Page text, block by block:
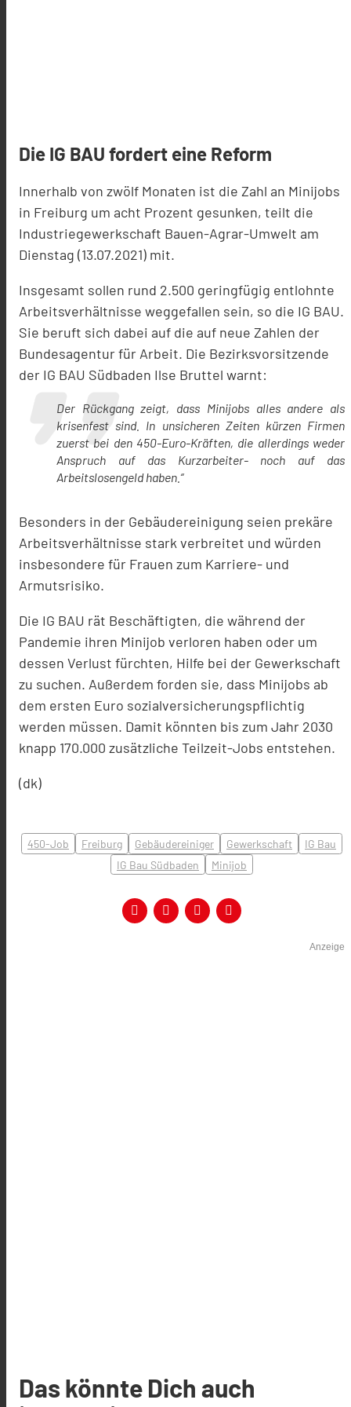
Die IG BAU fordert eine Reform
Innerhalb von zwölf Monaten ist die Zahl an Minijobs
in Freiburg um acht Prozent gesunken, teilt die
Industriegewerkschaft Bauen-Agrar-Umwelt am
Dienstag (13.07.2021) mit.
Insgesamt sollen rund 2.500 geringfügig entlohnte
Arbeitsverhältnisse weggefallen sein, so die IG BAU.
Sie beruft sich dabei auf die auf neue Zahlen der
Bundesagentur für Arbeit. Die Bezirksvorsitzende
der IG BAU Südbaden Ilse Bruttel warnt:
Der Rückgang zeigt, dass Minijobs alles andere als
krisenfest sind. In unsicheren Zeiten kürzen Firmen
zuerst bei den 450-Euro-Kräften, die allerdings weder
Anspruch auf das Kurzarbeiter- noch auf das
Arbeitslosengeld haben.“
Besonders in der Gebäudereinigung seien prekäre
Arbeitsverhältnisse stark verbreitet und würden
insbesondere für Frauen zum Karriere- und
Armutsrisiko.
Die IG BAU rät Beschäftigten, die während der
Pandemie ihren Minijob verloren haben oder um
dessen Verlust fürchten, Hilfe bei der Gewerkschaft
zu suchen. Außerdem forden sie, dass Minijobs ab
dem ersten Euro sozialversicherungspflichtig
werden müssen. Damit könnten bis zum Jahr 2030
knapp 170.000 zusätzliche Teilzeit-Jobs entstehen.
(dk)
450-Job Freiburg Gebäudereiniger Gewerkschaft
IG Bau
IG Bau Südbaden
Minijob
Anzeige
Das könnte Dich auch